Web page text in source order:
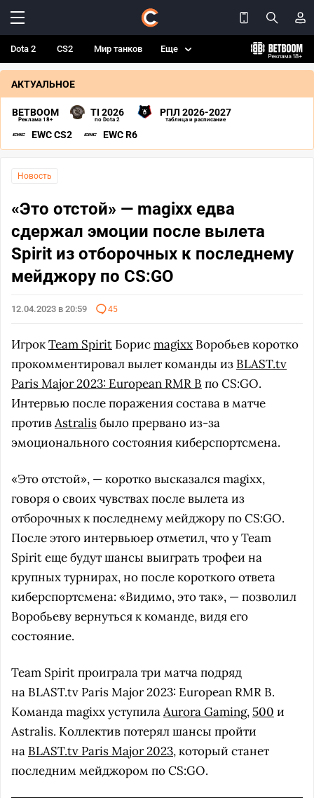
Dota 2 CS2 Мир танков Еще
АКТУАЛЬНОЕ
BETBOOM
Реклама 18+
TI 2026
по Dota 2
РПЛ 2026-2027
таблица и расписание
EWC CS2 EWC R6
Новость
«Это отстой» — magixx едва
сдержал эмоции после вылета
Spirit из отборочных к последнему
мейджору по CS:GO
12.04.2023 в 20:59 45
ИгрокTeam Spirit Борисmagixx Воробьев коротко
прокомментировал вылет команды из BLAST.tv
Paris Major 2023: European RMR B по CS:GO.
Интервью после поражения состава в матче
противAstralisбыло прервано из-за
эмоционального состояния киберспортсмена.
«Это отстой», — коротко высказался magixx,
говоря о своих чувствах после вылета из
отборочных к последнему мейджору по CS:GO.
После этого интервьюер отметил, что у Team
Spirit еще будут шансы выиграть трофеи на
крупных турнирах, но после короткого ответа
киберспортсмена: «Видимо, это так», — позволил
Воробьеву вернуться к команде, видя его
состояние.
Team Spirit проиграла три матча подряд
на BLAST.tv Paris Major 2023: European RMR B.
Команда magixx уступилаAurora Gaming, 500 и
Astralis. Коллектив потерял шансы пройти
на BLAST.tv Paris Major 2023, который станет
последним мейджором по CS:GO.